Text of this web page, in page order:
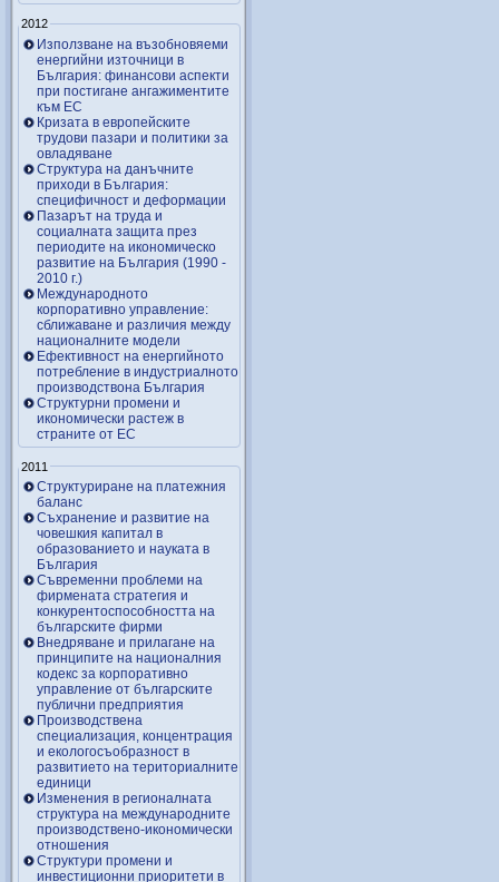
2012
Използване на възобновяеми
енергийни източници в
България: финансови аспекти
при постигане ангажиментите
към ЕС
Кризата в европейските
трудови пазари и политики за
овладяване
Структура на данъчните
приходи в България:
специфичност и деформации
Пазарът на труда и
социалната защита през
периодите на икономическо
развитие на България (1990 -
2010 г.)
Международното
корпоративно управление:
сближаване и различия между
националните модели
Ефективност на енергийното
потребление в индустриалното
производствона България
Структурни промени и
икономически растеж в
страните от ЕС
2011
Структуриране на платежния
баланс
Съхранение и развитие на
човешкия капитал в
образованието и науката в
България
Съвременни проблеми на
фирмената стратегия и
конкурентоспособността на
българските фирми
Внедряване и прилагане на
принципите на националния
кодекс за корпоративно
управление от българските
публични предприятия
Производствена
специализация, концентрация
и екологосъобразност в
развитието на териториалните
единици
Изменения в регионалната
структура на международните
производствено-икономически
отношения
Структури промени и
инвестиционни приоритети в